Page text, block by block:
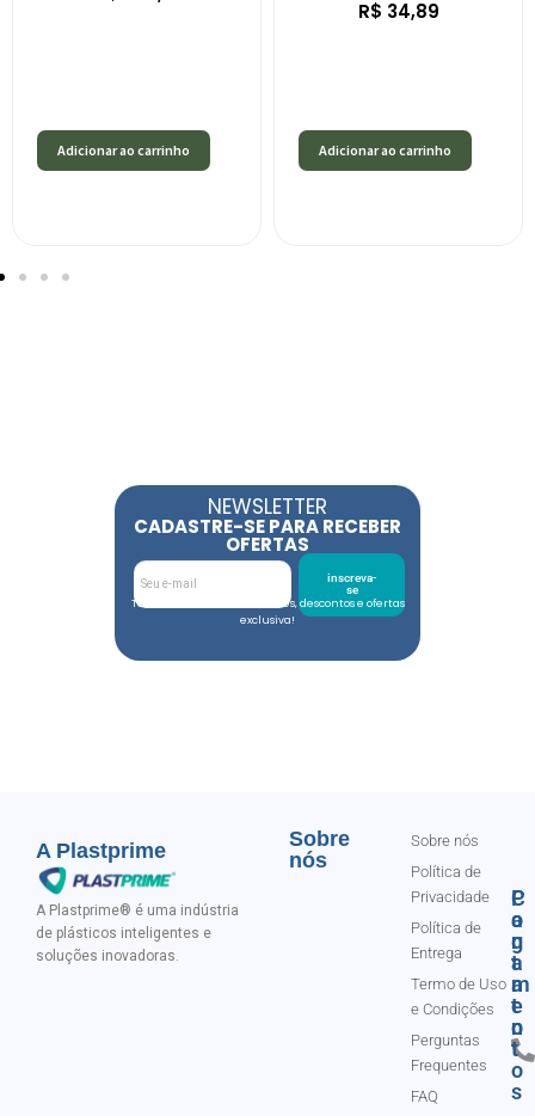
Adicionar ao carrinho
R$ 34,89
Adicionar ao carrinho
NEWSLETTER
CADASTRE-SE PARA RECEBER
OFERTAS
inscreva-
se
Toda semana tem novidades, descontos e ofertas
exclusiva!
A Plastprime
A Plastprime® é uma indústria
de plásticos inteligentes e
soluções inovadoras.
Sobre
nós
Sobre nós
Política de
Privacidade
Política de
Entrega
Termo de Uso
e Condições
Perguntas
Frequentes
FAQ
C
o
n
t
a
t
o
P
a
g
a
m
e
n
t
o
s